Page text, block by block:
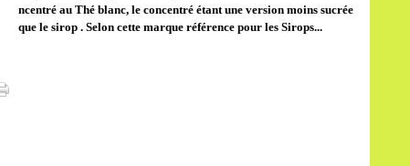
ncentré au Thé blanc, le concentré étant une version moins sucrée
que le sirop . Selon cette marque référence pour les Sirops...